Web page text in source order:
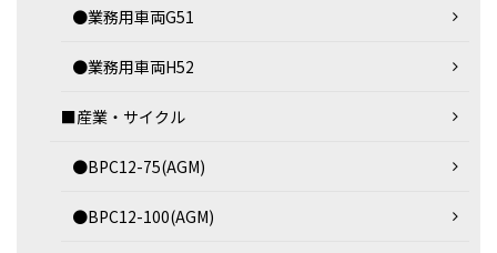
●業務用車両G51
●業務用車両H52
■産業・サイクル
●BPC12-75(AGM)
●BPC12-100(AGM)